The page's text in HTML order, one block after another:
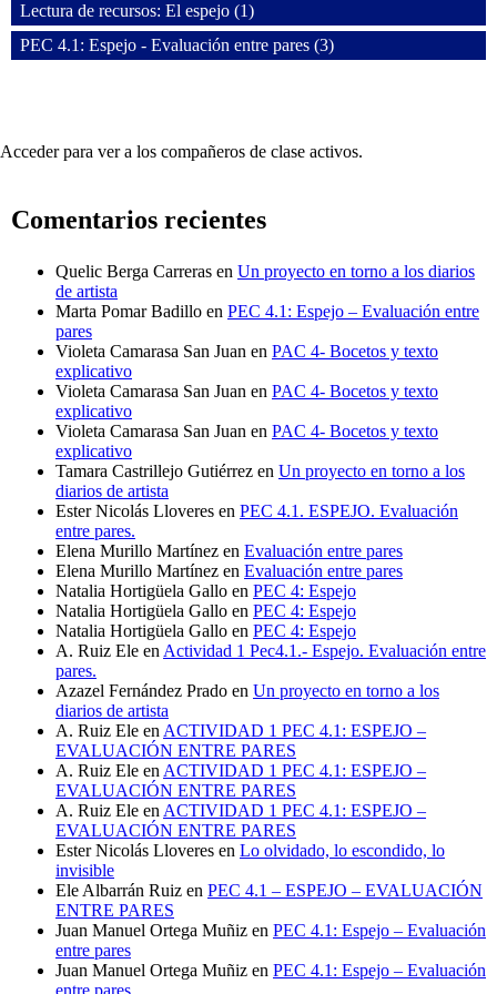
Lectura de recursos: El espejo (1)
PEC 4.1: Espejo - Evaluación entre pares (3)
Acceder para ver a los compañeros de clase activos.
Comentarios recientes
Quelic Berga Carreras en Un proyecto en torno a los diarios
de artista
Marta Pomar Badillo en PEC 4.1: Espejo – Evaluación entre
pares
Violeta Camarasa San Juan en PAC 4- Bocetos y texto
explicativo
Violeta Camarasa San Juan en PAC 4- Bocetos y texto
explicativo
Violeta Camarasa San Juan en PAC 4- Bocetos y texto
explicativo
Tamara Castrillejo Gutiérrez en Un proyecto en torno a los
diarios de artista
Ester Nicolás Lloveres en PEC 4.1. ESPEJO. Evaluación
entre pares.
Elena Murillo Martínez en Evaluación entre pares
Elena Murillo Martínez en Evaluación entre pares
Natalia Hortigüela Gallo en PEC 4: Espejo
Natalia Hortigüela Gallo en PEC 4: Espejo
Natalia Hortigüela Gallo en PEC 4: Espejo
A. Ruiz Ele en Actividad 1 Pec4.1.- Espejo. Evaluación entre
pares.
Azazel Fernández Prado en Un proyecto en torno a los
diarios de artista
A. Ruiz Ele en ACTIVIDAD 1 PEC 4.1: ESPEJO –
EVALUACIÓN ENTRE PARES
A. Ruiz Ele en ACTIVIDAD 1 PEC 4.1: ESPEJO –
EVALUACIÓN ENTRE PARES
A. Ruiz Ele en ACTIVIDAD 1 PEC 4.1: ESPEJO –
EVALUACIÓN ENTRE PARES
Ester Nicolás Lloveres en Lo olvidado, lo escondido, lo
invisible
Ele Albarrán Ruiz en PEC 4.1 – ESPEJO – EVALUACIÓN
ENTRE PARES
Juan Manuel Ortega Muñiz en PEC 4.1: Espejo – Evaluación
entre pares
Juan Manuel Ortega Muñiz en PEC 4.1: Espejo – Evaluación
entre pares